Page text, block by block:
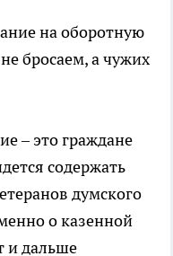
на оборотную
бросаем, а чужих
– это граждане
содержать
думского
о казенной
и дальше